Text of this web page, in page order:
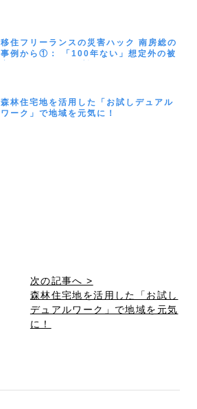
移住フリーランスの災害ハック 南房総の
事例から①： 「100年ない」想定外の被
森林住宅地を活用した「お試しデュアル
ワーク」で地域を元気に！
次の記事へ >
森林住宅地を活用した「お試し
デュアルワーク」で地域を元気
に！